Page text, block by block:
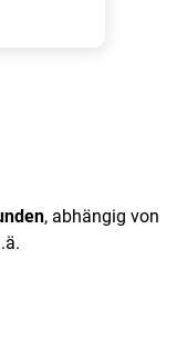
, abhängig von